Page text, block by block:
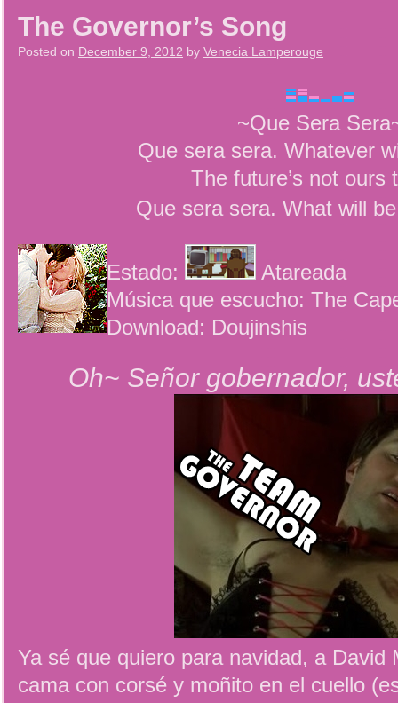
The Governor’s Song
Posted on December 9, 2012 by Venecia Lamperouge
~Que Sera
Que sera sera. Whatever
The future’s not ours
Que sera sera. What will
Estado:
Atareada
Música que escucho: The
Download: Doujinshis
Oh~ Señor gobernador,
Ya sé que quiero para navidad, a David
cama con corsé y moñito en el cuello